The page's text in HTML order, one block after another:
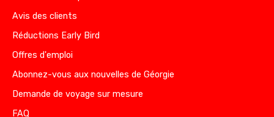
Avis des clients
Réductions Early Bird
Offres d'emploi
Abonnez-vous aux nouvelles de Géorgie
Demande de voyage sur mesure
FAQ